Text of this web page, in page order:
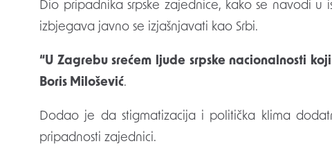
Dio pripadnika srpske zajednice, kako se navodi u
izbjegava javno se izjašnjavati kao Srbi.
“U Zagrebu srećem ljude srpske nacionalnosti
Boris Milošević.
Dodao je da stigmatizacija i politička klima
pripadnosti zajednici.